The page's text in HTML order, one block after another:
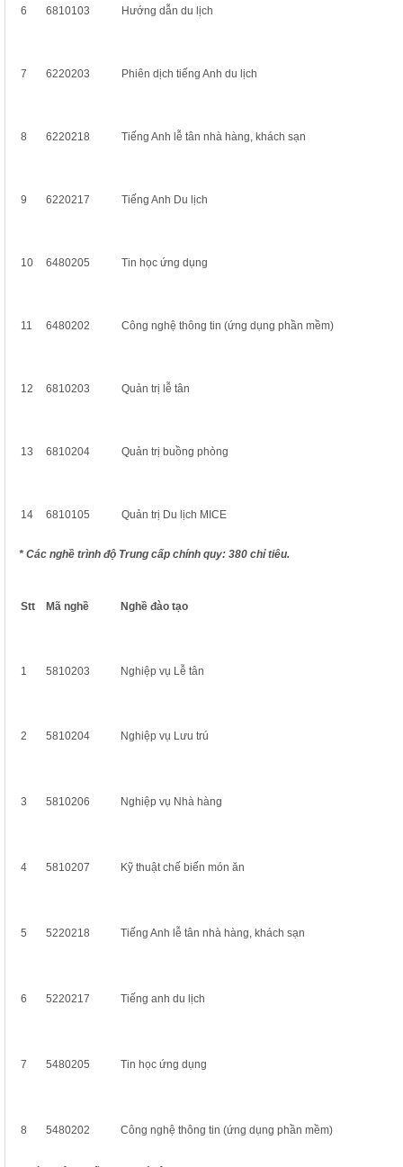
6 6810103 Hướng dẫn du lịch
7 6220203 Phiên dịch tiếng Anh du lịch
8 6220218 Tiếng Anh lễ tân nhà hàng, khách sạn
9 6220217 Tiếng Anh Du lịch
10 6480205 Tin học ứng dụng
11 6480202 Công nghệ thông tin (ứng dụng phần mềm)
12 6810203 Quản trị lễ tân
13 6810204 Quản trị buồng phòng
14 6810105 Quản trị Du lịch MICE
* Các nghề trình độ Trung cấp chính quy: 380 chỉ tiêu.
Stt Mã nghề Nghề đào tạo
1 5810203 Nghiệp vụ Lễ tân
2 5810204 Nghiệp vụ Lưu trú
3 5810206 Nghiệp vụ Nhà hàng
4 5810207 Kỹ thuật chế biến món ăn
5 5220218 Tiếng Anh lễ tân nhà hàng, khách sạn
6 5220217 Tiếng anh du lịch
7 5480205 Tin học ứng dụng
8 5480202 Công nghệ thông tin (ứng dụng phần mềm)